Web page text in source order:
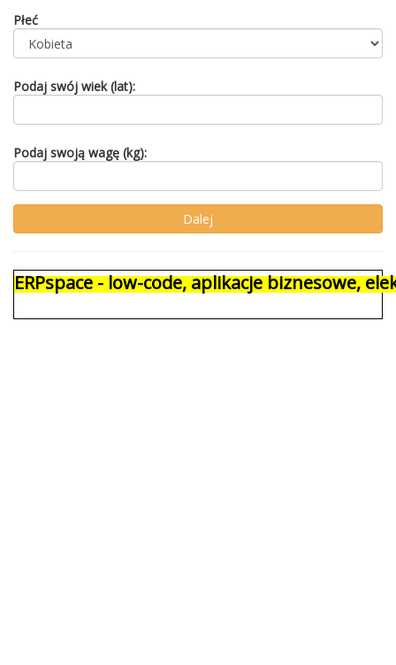
Płeć
Podaj swój wiek (lat):
Podaj swoją wagę (kg):
ERPspace - low-code, aplikacje biznesowe,